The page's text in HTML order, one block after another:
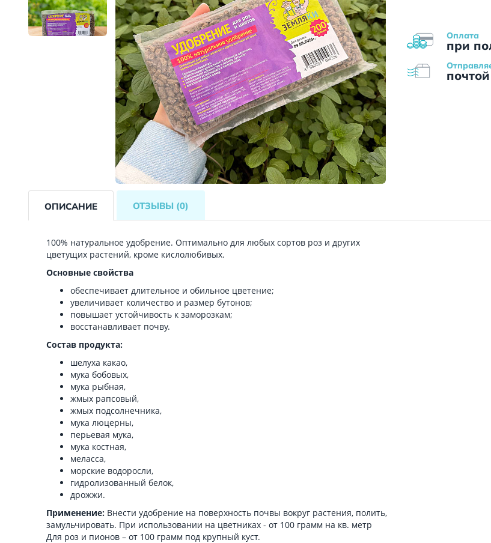
Оплата
при
ОПИСАНИЕ ОТЗЫВЫ (0)
100% натуральное удобрение. Оптимально для любых сортов роз и других
цветущих растений, кроме кислолюбивых.
Основные свойства
обеспечивает длительное и обильное цветение;
увеличивает количество и размер бутонов;
повышает устойчивость к заморозкам;
восстанавливает почву.
Состав продукта:
шелуха какао,
мука бобовых,
мука рыбная,
жмых рапсовый,
жмых подсолнечника,
мука люцерны,
перьевая мука,
мука костная,
меласса,
морские водоросли,
гидролизованный белок,
дрожжи.
Применение: Внести удобрение на поверхность почвы вокруг растения, полить,
замульчировать. При использовании на цветниках - от 100 грамм на кв. метр
Для роз и пионов – от 100 грамм под крупный куст.